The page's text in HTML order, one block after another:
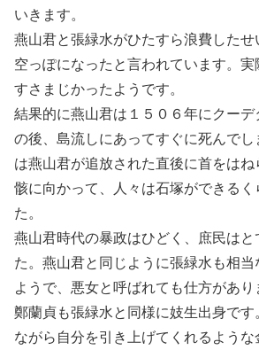
いきます。
燕山君と張緑水がひたすら浪費した
空っぽになったと言われています。
すさまじかったようです。
結果的に燕山君は１５０６年にクー
の後、島流しにあってすぐに死んで
は燕山君が追放された直後に首をは
骸に向かって、人々は石塚ができるく
た。
燕山君時代の暴政はひどく、庶民はと
た。燕山君と同じように張緑水も相
ようで、悪女と呼ばれても仕方があり
鄭蘭貞も張緑水と同様に妓生出身です
ながら自分を引き上げてくれるよう